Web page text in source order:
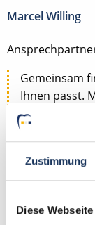
Zustimmung
Diese
Marcel Willing
Gemeinsam
Ihnen passt.
zu Ihrem
die
ein
Jetzt